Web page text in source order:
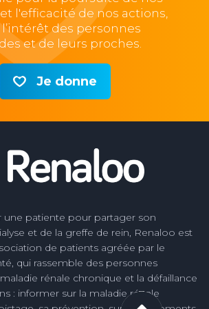
l'efficacité de nos actions,
des personnes
et de leurs proches.
Je donne
une patiente pour partager son
et de la greffe de rein, Renaloo est
de patients agréée par le
qui rassemble des personnes
rénale chronique et la défaillance
: informer sur la maladie rénale